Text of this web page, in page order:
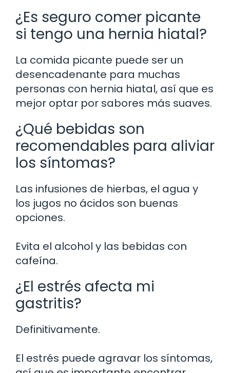
¿Es seguro comer picante
si tengo una hernia hiatal?
La comida picante puede ser un
desencadenante para muchas
personas con hernia hiatal, así que es
mejor optar por sabores más suaves.
¿Qué bebidas son
recomendables para aliviar
los síntomas?
Las infusiones de hierbas, el agua y
los jugos no ácidos son buenas
opciones.
Evita el alcohol y las bebidas con
cafeína.
¿El estrés afecta mi
gastritis?
Definitivamente.
El estrés puede agravar los síntomas,